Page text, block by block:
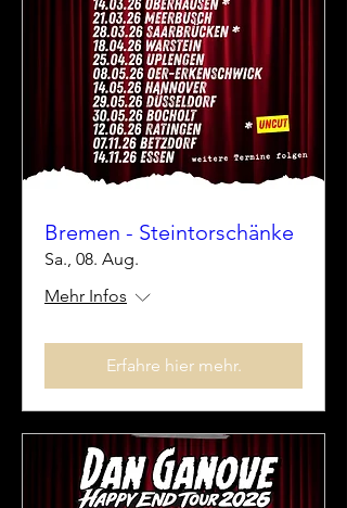
Bremen - Steintorschänke
Sa., 08. Aug.
Mehr Infos
Erfahre hier mehr.